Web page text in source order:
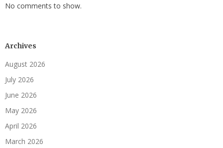
No comments to show.
Archives
August 2026
July 2026
June 2026
May 2026
April 2026
March 2026